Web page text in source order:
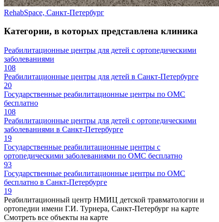
RehabSpace, Санкт-Петербург
Категории, в которых представлена клиника
Реабилитационные центры для детей с ортопедическими
заболеваниями
108
Реабилитационные центры для детей в Санкт-Петербурге
20
Государственные реабилитационные центры по ОМС
бесплатно
108
Реабилитационные центры для детей с ортопедическими
заболеваниями в Санкт-Петербурге
19
Государственные реабилитационные центры с
ортопедическими заболеваниями по ОМС бесплатно
93
Государственные реабилитационные центры по ОМС
бесплатно в Санкт-Петербурге
19
Реабилитационный центр НМИЦ детской травматологии и
ортопедии имени Г.И. Турнера, Санкт-Петербург на карте
Смотреть все объекты на карте